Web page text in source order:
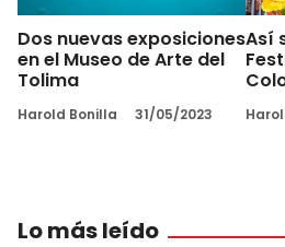
Dos nuevas exposiciones
en el Museo de Arte del
Tolima
Harold Bonilla 31/05/2023
Así
Lo más leído